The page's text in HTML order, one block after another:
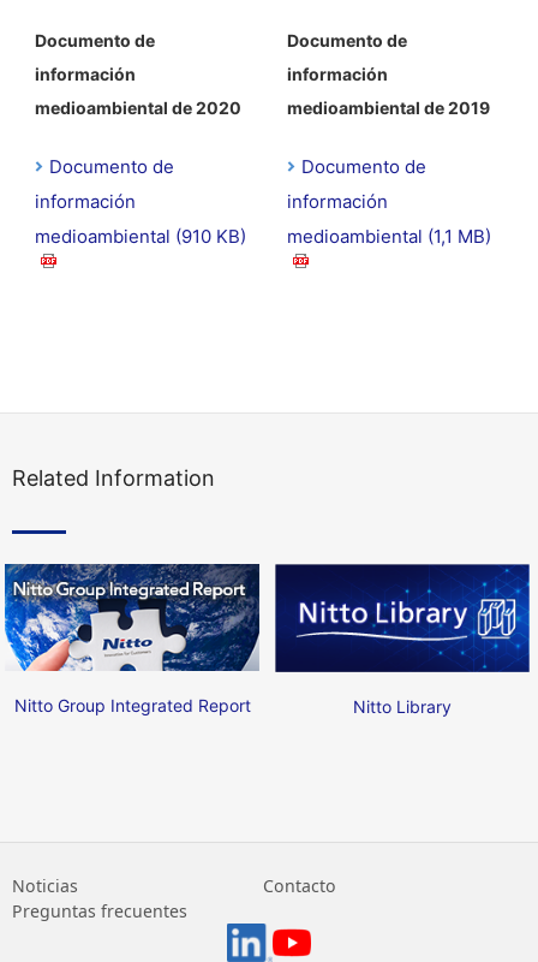
Documento de
información
medioambiental de 2020
Documento de
información
medioambiental (910 KB)
Documento de
información
medioambiental de 2019
Documento de
información
medioambiental (1,1 MB)
Related Information
Nitto Group Integrated Report Nitto Library
Noticias
Contacto
Preguntas frecuentes